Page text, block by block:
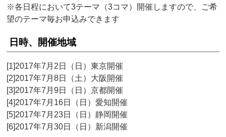
※各日程において3テーマ（3コマ）開催しますので、ご希
望のテーマ毎お申込みできます
日時、開催地域
[1]2017年7月2日（日）東京開催
[2]2017年7月8日（土）大阪開催
[3]2017年7月9日（日）京都開催
[4]2017年7月16日（日）愛知開催
[5]2017年7月23日（日）静岡開催
[6]2017年7月30日（日）新潟開催